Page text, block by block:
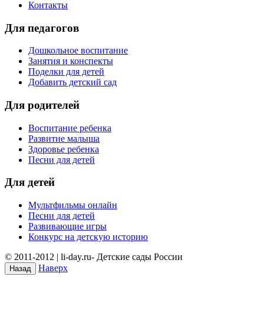
Контакты
Для педагогов
Дошкольное воспитание
Занятия и конспекты
Поделки для детей
Добавить детский сад
Для родителей
Воспитание ребенка
Развитие малыша
Здоровье ребенка
Песни для детей
Для детей
Мультфильмы онлайн
Песни для детей
Развивающие игры
Конкурс на детскую историю
© 2011-2012 | li-day.ru- Детские сады России
Наверх